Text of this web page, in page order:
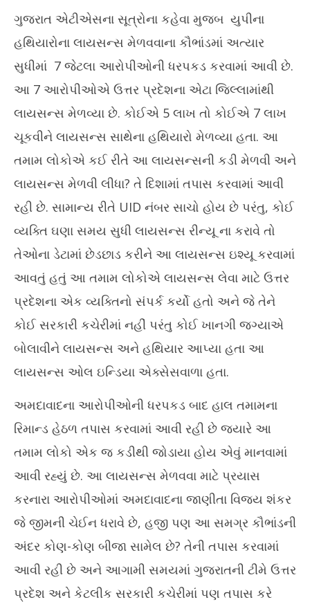
ગુજરાત એટીએસના સૂત્રોના કહેવા મુજબ યુપીના
હથિયારોના લાયસન્સ મેળવવાના કૌભાંડમાં અત્યાર
સુધીમાં 7 જેટલા આરોપીઓની ધરપકડ કરવામાં આવી છે.
આ 7 આરોપીઓએ ઉત્તર પ્રદેશના એટા જિલ્લામાંથી
લાયસન્સ મેળવ્યા છે. કોઈએ 5 લાખ તો કોઈએ 7 લાખ
ચૂકવીને લાયસન્સ સાથેના હથિયારો મેળવ્યા હતા. આ
તમામ લોકોએ કઈ રીતે આ લાયસન્સની કડી મેળવી અને
લાયસન્સ મેળવી લીધા? તે દિશામાં તપાસ કરવામાં આવી
રહી છે. સામાન્ય રીતે UID નંબર સાચો હોય છે પરંતુ, કોઈ
વ્યક્તિ ઘણા સમય સુધી લાયસન્સ રીન્યૂ ના કરાવે તો
તેઓના ડેટામાં છેડછાડ કરીને આ લાયસન્સ ઇશ્યૂ કરવામાં
આવતું હતું આ તમામ લોકોએ લાયસન્સ લેવા માટે ઉત્તર
પ્રદેશના એક વ્યક્તિનો સંપર્ક કર્યો હતો અને જે તેને
કોઈ સરકારી કચેરીમાં નહીં પરંતુ કોઈ ખાનગી જગ્યાએ
બોલાવીને લાયસન્સ અને હથિયાર આપ્યા હતા આ
લાયસન્સ ઓલ ઇન્ડિયા એક્સેસવાળા હતા.
અમદાવાદના આરોપીઓની ધરપકડ બાદ હાલ તમામના
રિમાન્ડ હેઠળ તપાસ કરવામાં આવી રહી છે જ્યારે આ
તમામ લોકો એક જ કડીથી જોડાયા હોય એવું માનવામાં
આવી રહ્યું છે. આ લાયસન્સ મેળવવા માટે પ્રયાસ
કરનારા આરોપીઓમાં અમદાવાદના જાણીતા વિજય શંકર
જે જીમની ચેઈન ધરાવે છે, હજી પણ આ સમગ્ર કૌભાંડની
અંદર કોણ-કોણ બીજા સામેલ છે? તેની તપાસ કરવામાં
આવી રહી છે અને આગામી સમયમાં ગુજરાતની ટીમે ઉત્તર
પ્રદેશ અને કેટલીક સરકારી કચેરીમાં પણ તપાસ કરે